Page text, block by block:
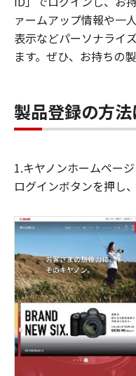
ァームアップ情報や一
表示などパーソナライ
ます。ぜひ、お持ちの
製品登録の方
1.キヤノンホームペー
ログインボタンを押し